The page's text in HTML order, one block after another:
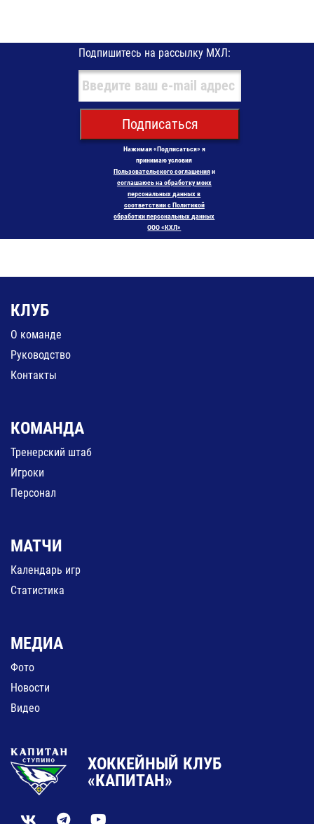
Подпишитесь на рассылку МХЛ:
Подписаться
Нажимая «Подписаться» я
принимаю условия
Пользовательского соглашенияи
соглашаюсь на обработку моих
персональных данных в
соответствии с Политикой
обработки персональных данных
ООО «КХЛ»
КЛУБ
О команде
Руководство
Контакты
КОМАНДА
Тренерский штаб
Игроки
Персонал
МАТЧИ
Календарь игр
Статистика
МЕДИА
Фото
Новости
Видео
ХОККЕЙНЫЙ КЛУБ
«КАПИТАН»